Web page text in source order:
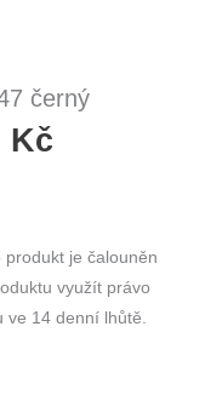
černý
Kč
223,00
je čalouněn
využít právo
14 denní lhůtě.